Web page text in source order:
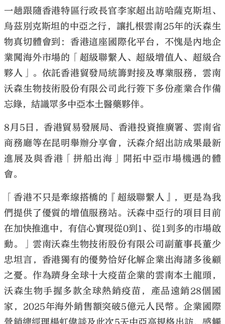
一趟跟隨香港特區行政長官李家超出訪哈薩克斯坦、
烏茲別克斯坦的中亞之行，讓扎根雲南25年的沃森生
物真切體會到：香港這座國際化平台，不愧是內地企
業闖海外市場的「超級聯繫人、超級增值人、超級合
夥人」。依託香港貿發局統籌對接及專業服務，雲南
沃森生物技術股份有限公司此行簽下多份產業合作備
忘錄，結識眾多中亞本土醫藥夥伴。
8月5日，香港貿易發展局、香港投資推廣署、雲南省
商務廳等在昆明舉辦分享會，沃森介紹出訪成果最新
進展及與香港「拼船出海」開拓中亞市場機遇的體
會。
「香港不只是牽線搭橋的『超級聯繫人』，更是為我
們提供了優質的增值服務站。沃森中亞行的項目目前
在加快推進中，有信心實現從0到1、從1到多的市場啟
動。」雲南沃森生物技術股份有限公司副董事長董少
忠坦言，香港獨有的優勢恰好化解企業出海諸多後顧
之憂。作為躋身全球十大疫苗企業的雲南本土龍頭，
沃森生物手握多款全球熱銷疫苗，產品遠銷28個國
家，2025年海外銷售額突破5億元人民幣。企業國際